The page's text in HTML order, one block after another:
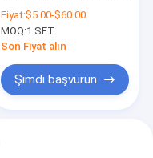
Hazardous Area
Lighting and
Industrial Safety
idealdir
Fiyat:$5.00-$60.00
MOQ:1 SET
Son Fiyat alın
Şimdi başvurun